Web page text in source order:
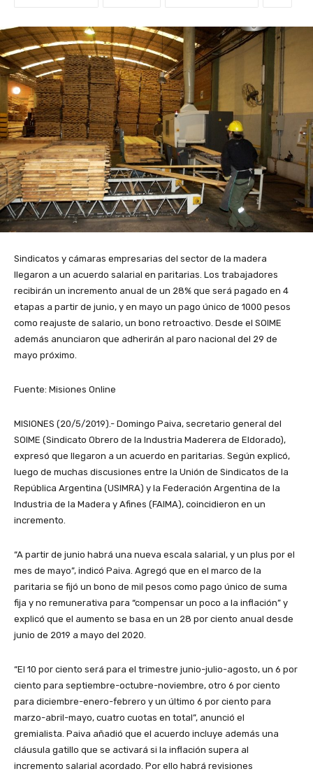
Sindicatos y cámaras empresarias del sector de la madera
llegaron a un acuerdo salarial en paritarias. Los trabajadores
recibirán un incremento anual de un 28% que será pagado en 4
etapas a partir de junio, y en mayo un pago único de 1000 pesos
como reajuste de salario, un bono retroactivo. Desde el SOIME
además anunciaron que adherirán al paro nacional del 29 de
mayo próximo.
Fuente: Misiones Online
MISIONES (20/5/2019).- Domingo Paiva, secretario general del
SOIME (Sindicato Obrero de la Industria Maderera de Eldorado),
expresó que llegaron a un acuerdo en paritarias. Según explicó,
luego de muchas discusiones entre la Unión de Sindicatos de la
República Argentina (USIMRA) y la Federación Argentina de la
Industria de la Madera y Afines (FAIMA), coincidieron en un
incremento.
“A partir de junio habrá una nueva escala salarial, y un plus por el
mes de mayo”, indicó Paiva. Agregó que en el marco de la
paritaria se fijó un bono de mil pesos como pago único de suma
fija y no remunerativa para “compensar un poco a la inflación” y
explicó que el aumento se basa en un 28 por ciento anual desde
junio de 2019 a mayo del 2020.
“El 10 por ciento será para el trimestre junio-julio-agosto, un 6 por
ciento para septiembre-octubre-noviembre, otro 6 por ciento
para diciembre-enero-febrero y un último 6 por ciento para
marzo-abril-mayo, cuatro cuotas en total”, anunció el
gremialista. Paiva añadió que el acuerdo incluye además una
cláusula gatillo que se activará si la inflación supera al
incremento salarial acordado. Por ello habrá revisiones